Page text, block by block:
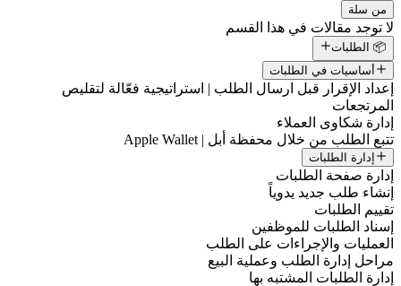
من سلة
لا توجد مقالات في هذا القسم
📦 الطلبات
أساسيات في الطلبات
إعداد الإقرار قبل ارسال الطلب | استراتيجية فعّالة لتقليص
المرتجعات
إدارة شكاوى العملاء
تتبع الطلب من خلال محفظة أبل | Apple Wallet
إدارة الطلبات
إدارة صفحة الطلبات
إنشاء طلب جديد يدوياً
تقييم الطلبات
إسناد الطلبات للموظفين
العمليات والإجراءات على الطلب
مراحل إدارة الطلب وعملية البيع
إدارة الطلبات المشتبه بها